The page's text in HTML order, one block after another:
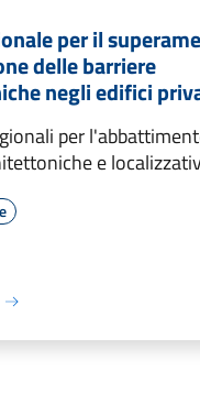
per il
delle barriere
negli edifici
per
e